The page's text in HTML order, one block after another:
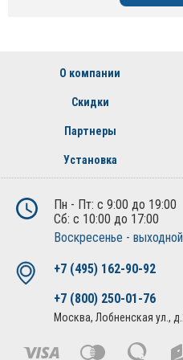
О компании
Скидки
Партнеры
Установка
Пн - Пт: с 9:00 до 19:00
Сб: с 10:00 до 17:00
Воскресенье - выходной
+7 (495) 162-90-92
+7 (800) 250-01-76
Москва, Лобненская ул.,